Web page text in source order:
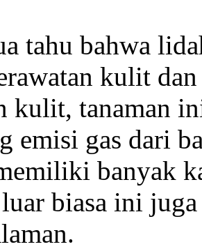
tahu bahwa
kulit
kulit, tanaman
emisi gas dari
banyak
biasa ini